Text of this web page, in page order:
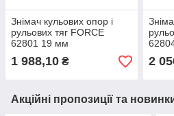
Знімач кульових опор і
рульових тяг FORCE
62801 19 мм
1 988,10 ₴ 2
Акційні пропозиції та